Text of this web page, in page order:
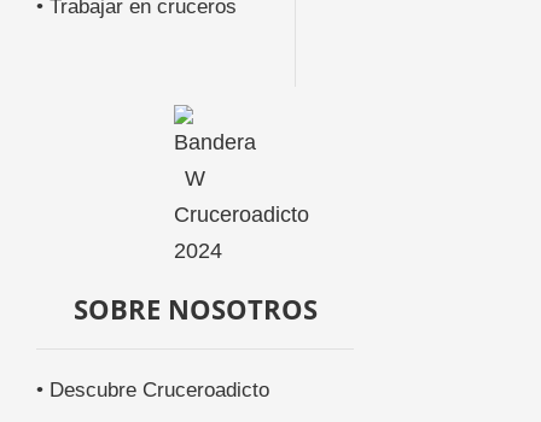
• Trabajar en cruceros
SOBRE NOSOTROS
• Descubre Cruceroadicto